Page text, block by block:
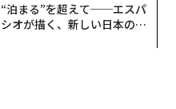
“泊まる”を超えて──エスパ
シオが描く、新しい日本のラ